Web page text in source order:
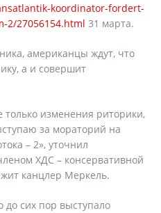
koordinator-fordert-
2/27056154.html 31 марта.
американцы ждут, что
а и совершит
изменения риторики,
за мораторий на
– 2», уточнил
ХДС – консервативной
канцлер Меркель.
до сих пор выступало